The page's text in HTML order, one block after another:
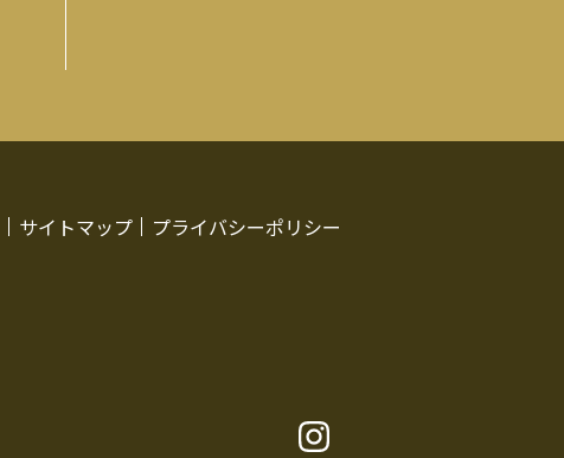
サイトマップ プライバシーポリシー